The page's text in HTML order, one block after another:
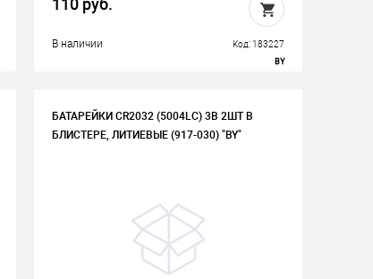
110 руб.
В наличии Код: 183227
BY
БАТАРЕЙКИ CR2032 (5004LC) 3В 2ШТ В
БЛИСТЕРЕ, ЛИТИЕВЫЕ (917-030) "BY"